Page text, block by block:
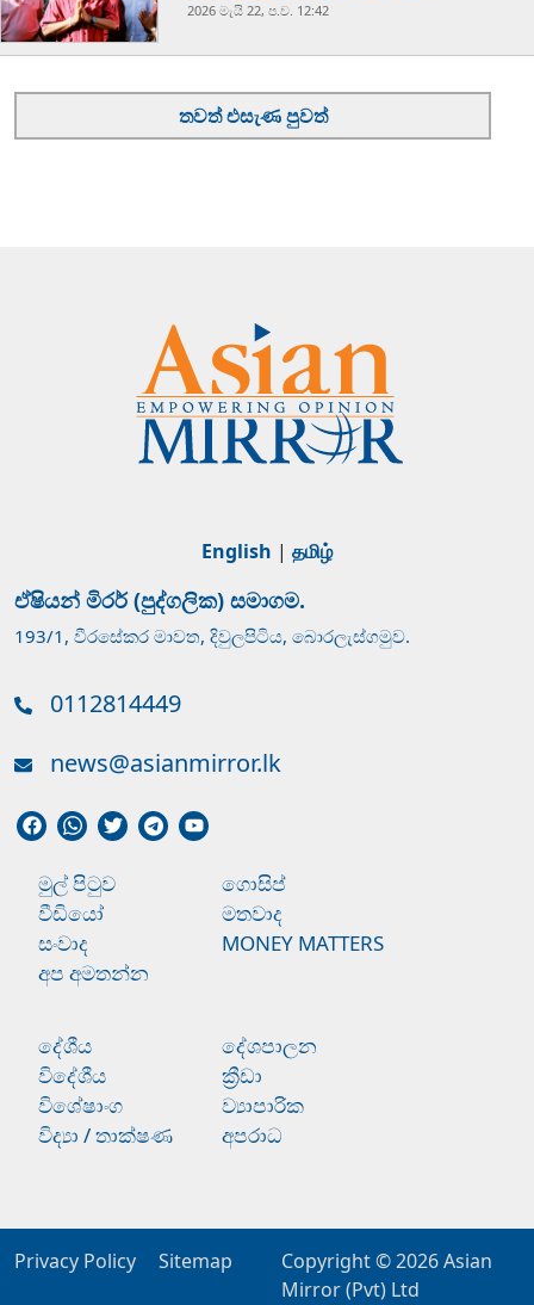
2026 මැයි 22, ප.ව. 12:42
තවත් එසැණ පුවත්
English | தமிழ்
ඒෂියන් මිරර් (පුද්ගලික) සමාගම.
193/1, වීරසේකර මාවත, දිවුලපිටිය, බොරලැස්ගමුව.
0112814449
news@asianmirror.lk
මුල් පිටුව
ගොසිප්
වීඩියෝ
මතවාද
සංවාද
MONEY MATTERS
අප අමතන්න
දේශීය
දේශපාලන
විදේශීය
ක්‍රීඩා
විශේෂාංග
ව්‍යාපාරික
විද්‍යා / තාක්ෂණ
අපරාධ
Privacy Policy Sitemap Copyright © 2026Asian
Mirror (Pvt) Ltd